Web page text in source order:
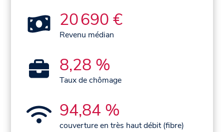
20 690 €
Revenu médian
8,28 %
Taux de chômage
94,84 %
couverture en très haut débit (fibre)